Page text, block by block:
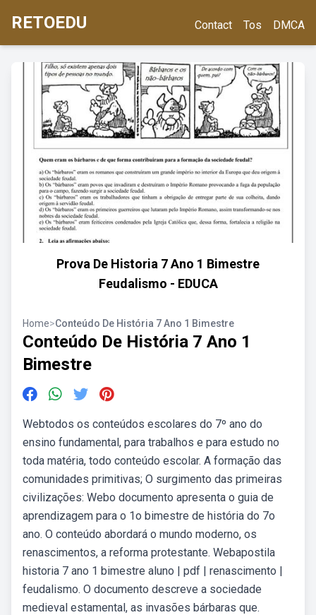
RETOEDU Contact Tos DMCA
Prova De Historia 7 Ano 1 Bimestre
Feudalismo - EDUCA
Home>Conteúdo De História 7 Ano 1 Bimestre
Conteúdo De História 7 Ano 1
Bimestre
Webtodos os conteúdos escolares do 7º ano do
ensino fundamental, para trabalhos e para estudo no
toda matéria, todo conteúdo escolar. A formação das
comunidades primitivas; O surgimento das primeiras
civilizações: Webo documento apresenta o guia de
aprendizagem para o 1o bimestre de história do 7o
ano. O conteúdo abordará o mundo moderno, os
renascimentos, a reforma protestante. Webapostila
historia 7 ano 1 bimestre aluno | pdf | renascimento |
feudalismo. O documento descreve a sociedade
medieval estamental, as invasões bárbaras que.